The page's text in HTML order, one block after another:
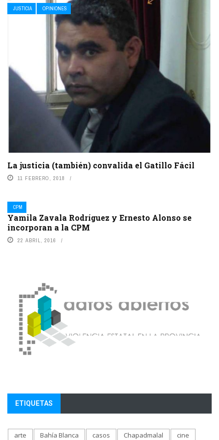
JUSTICIA OPINIONES
La justicia (también) convalida el Gatillo Fácil
11 FEBRERO, 2018
CPM
Yamila Zavala Rodríguez y Ernesto Alonso se
incorporan a la CPM
22 ABRIL, 2016
ETIQUETAS
arte Bahía Blanca casos Chapadmalal
cine